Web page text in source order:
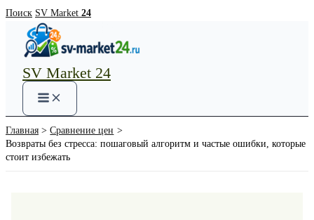
Перейти
содержимому
Поиск SV Market 24
SV Market 24
Main
Menu
Главная
Сравнение цен
Возвраты без стресса: пошаговый алгоритм и частые ошибки, которые
стоит избежать